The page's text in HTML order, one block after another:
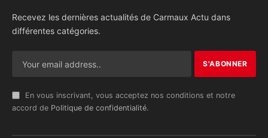
Recevez les dernières actualités de Carmaux Actu dans
différentes catégories.
En vous inscrivant, vous acceptez nos conditions et notre
accord de Politique de confidentialité.